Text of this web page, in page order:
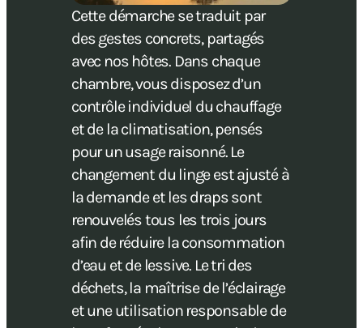
Cette démarche se traduit par
des gestes concrets, partagés
avec nos hôtes. Dans chaque
chambre, vous disposez d’un
contrôle individuel du chauffage
et de la climatisation, pensés
pour un usage raisonné. Le
changement du linge est ajusté à
la demande et les draps sont
renouvelés tous les trois jours
afin de réduire la consommation
d’eau et de lessive. Le tri des
déchets, la maîtrise de l’éclairage
et une utilisation responsable de